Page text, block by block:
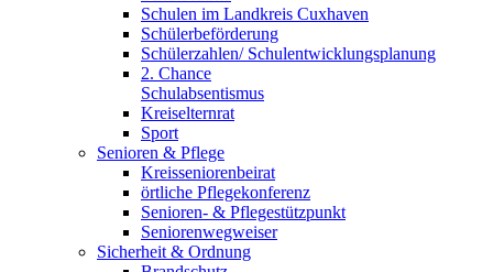
Schulen im Landkreis Cuxhaven
Schülerbeförderung
Schülerzahlen/ Schulentwicklungsplanung
2. Chance
Schulabsentismus
Kreiselternrat
Sport
Senioren & Pflege
Kreisseniorenbeirat
örtliche Pflegekonferenz
Senioren- & Pflegestützpunkt
Seniorenwegweiser
Sicherheit & Ordnung